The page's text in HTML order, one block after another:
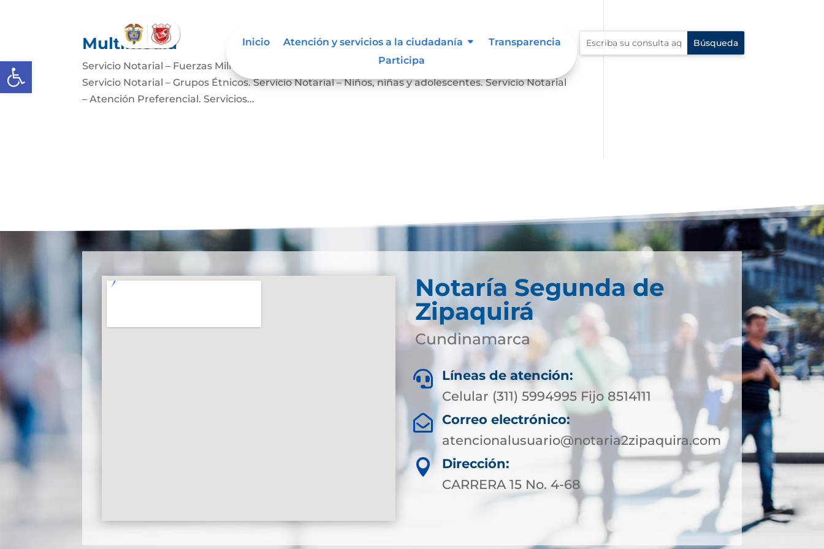
Abrir barra de herramientas
Inicio Atención y servicios a la ciudadanía
Transparencia
Participa
Multimedia
Servicio Notarial – Fuerzas Militares. Servicio Notarial – Personas en Situación de Discapacidad.
Servicio Notarial – Grupos Étnicos. Servicio Notarial – Niños, niñas y adolescentes. Servicio Notarial
– Atención Preferencial. Servicios...
Notaría Segunda de
Zipaquirá
Cundinamarca

Líneas de atención:
Celular (311) 5994995 Fijo 8514111

Correo electrónico:
atencionalusuario@notaria2zipaquira.com

Dirección:
CARRERA 15 No. 4-68